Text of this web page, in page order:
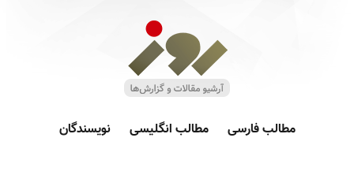
مطالب فارسی مطالب انگلیسی نویسندگان